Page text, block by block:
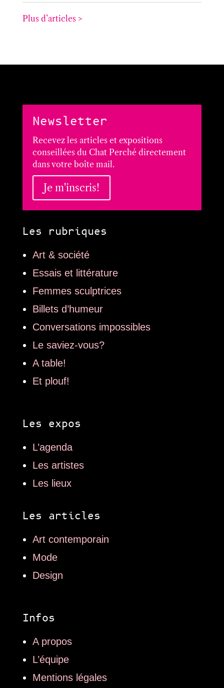
Plus d’articles >
Newsletter
Recevez les articles et expositions
conseillées du Chat Perché directement
dans votre boîte mail.
Je m'inscris!
Les rubriques
Art & société
Essais et littérature
Femmes sculptrices
Billets d’humeur
Conversations impossibles
Le saviez-vous?
A table!
Et plouf!
Les expos
L’agenda
Les artistes
Les lieux
Les articles
Art contemporain
Mode
Design
Infos
A propos
L’équipe
Mentions légales